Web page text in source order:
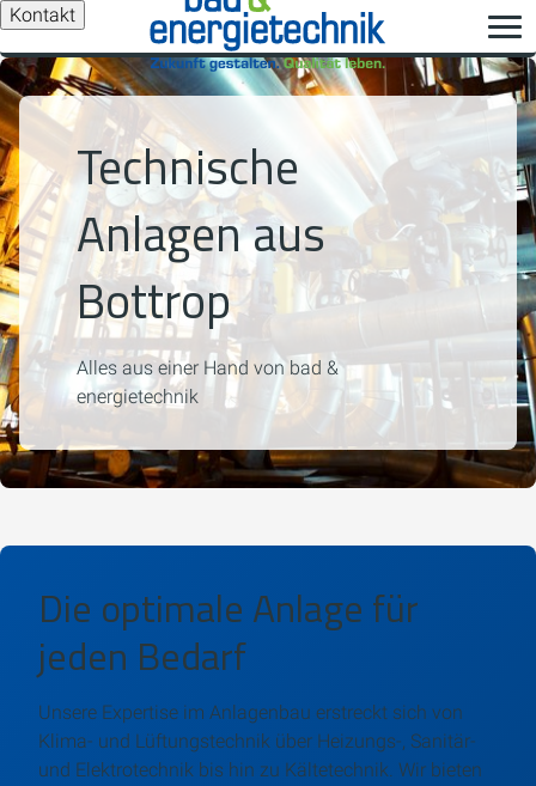
Kontakt
Technische
Anlagen aus
Bottrop
Alles aus einer Hand von bad &
energietechnik
Die optimale Anlage für
jeden Bedarf
Unsere Expertise im Anlagenbau erstreckt sich von
Klima- und Lüftungstechnik über Heizungs-, Sanitär-
und Elektrotechnik bis hin zu Kältetechnik. Wir bieten